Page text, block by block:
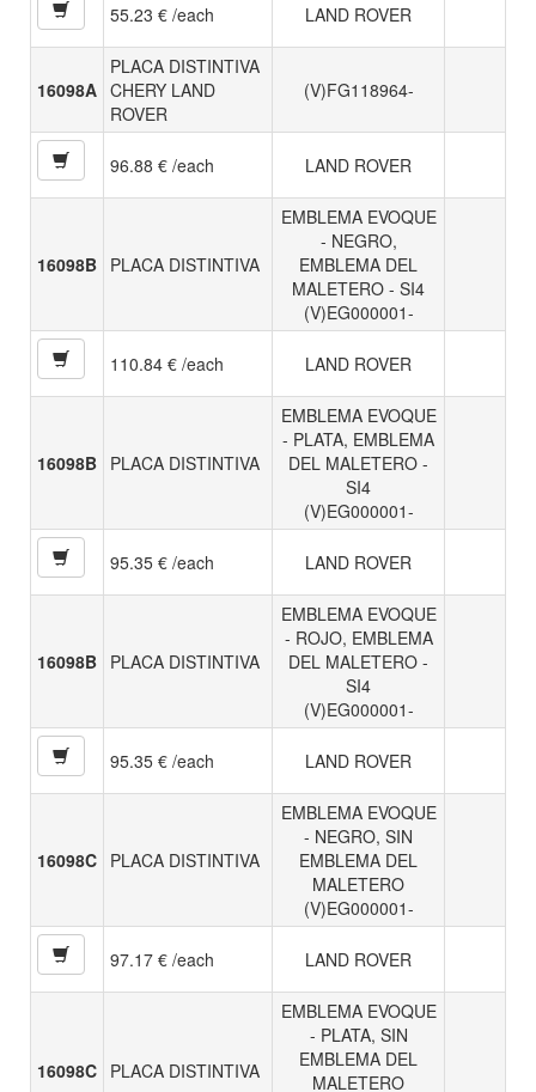
55.23 € /each LAND ROVER
16098A
PLACA DISTINTIVA
CHERY LAND
ROVER
(V)FG118964-
96.88 € /each LAND ROVER
16098B PLACA DISTINTIVA
EMBLEMA EVOQUE
- NEGRO,
EMBLEMA DEL
MALETERO - SI4
(V)EG000001-
110.84 € /each LAND ROVER
16098B PLACA DISTINTIVA
EMBLEMA EVOQUE
- PLATA, EMBLEMA
DEL MALETERO -
SI4
(V)EG000001-
95.35 € /each LAND ROVER
16098B PLACA DISTINTIVA
EMBLEMA EVOQUE
- ROJO, EMBLEMA
DEL MALETERO -
SI4
(V)EG000001-
95.35 € /each LAND ROVER
16098C PLACA DISTINTIVA
EMBLEMA EVOQUE
- NEGRO, SIN
EMBLEMA DEL
MALETERO
(V)EG000001-
97.17 € /each LAND ROVER
16098C PLACA DISTINTIVA
EMBLEMA EVOQUE
- PLATA, SIN
EMBLEMA DEL
MALETERO